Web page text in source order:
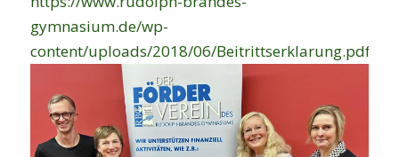
gymnasium.de/wp-
content/uploads/2018/06/Beitrittserklarung.pdf